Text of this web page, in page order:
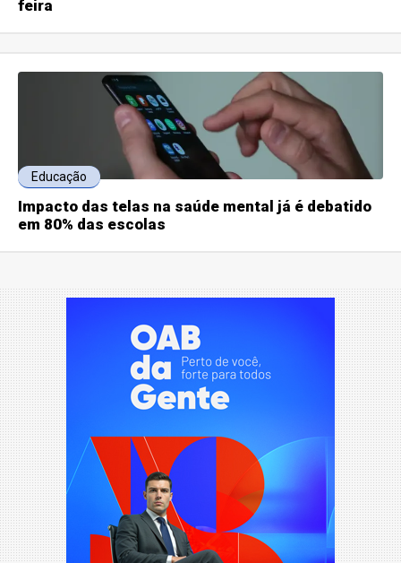
feira
Educação
Impacto das telas na saúde mental já é debatido
em 80% das escolas